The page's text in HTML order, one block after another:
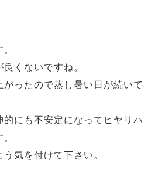
くないですね。
ったので蒸し暑い日が続いて
にも不安定になってヒヤリハ
気を付けて下さい。